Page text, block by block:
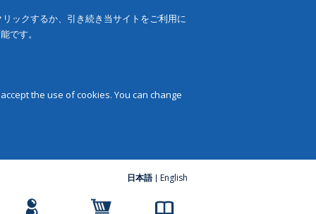
ックするか、引き続き当サイトをご利用に
です。
the use of cookies. You can change
日本語 English